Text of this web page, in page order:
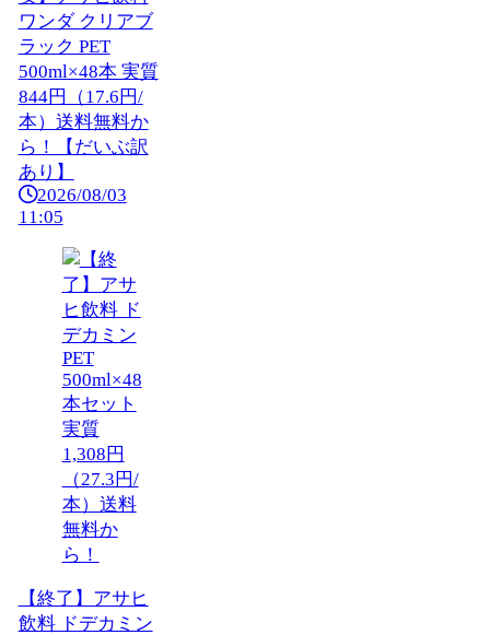
ワンダ クリアブ
ラック PET
500ml×48本 実質
844円（17.6円/
本）送料無料か
ら！【だいぶ訳
あり】
2026/08/03
11:05
【終了】アサヒ
飲料 ドデカミン